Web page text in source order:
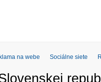
na webe Sociálne siete